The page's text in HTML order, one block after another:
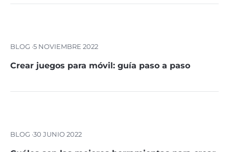
BLOG ·5 NOVIEMBRE 2022
Crear juegos para móvil: guía paso a paso
BLOG ·30 JUNIO 2022